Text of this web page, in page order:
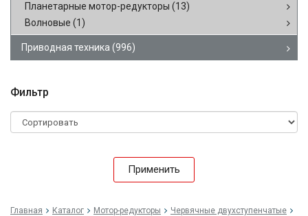
Планетарные мотор-редукторы (13)
Волновые (1)
Приводная техника (996)
Фильтр
Применить
Главная Каталог Мотор-редукторы
Червячные двухступенчатые